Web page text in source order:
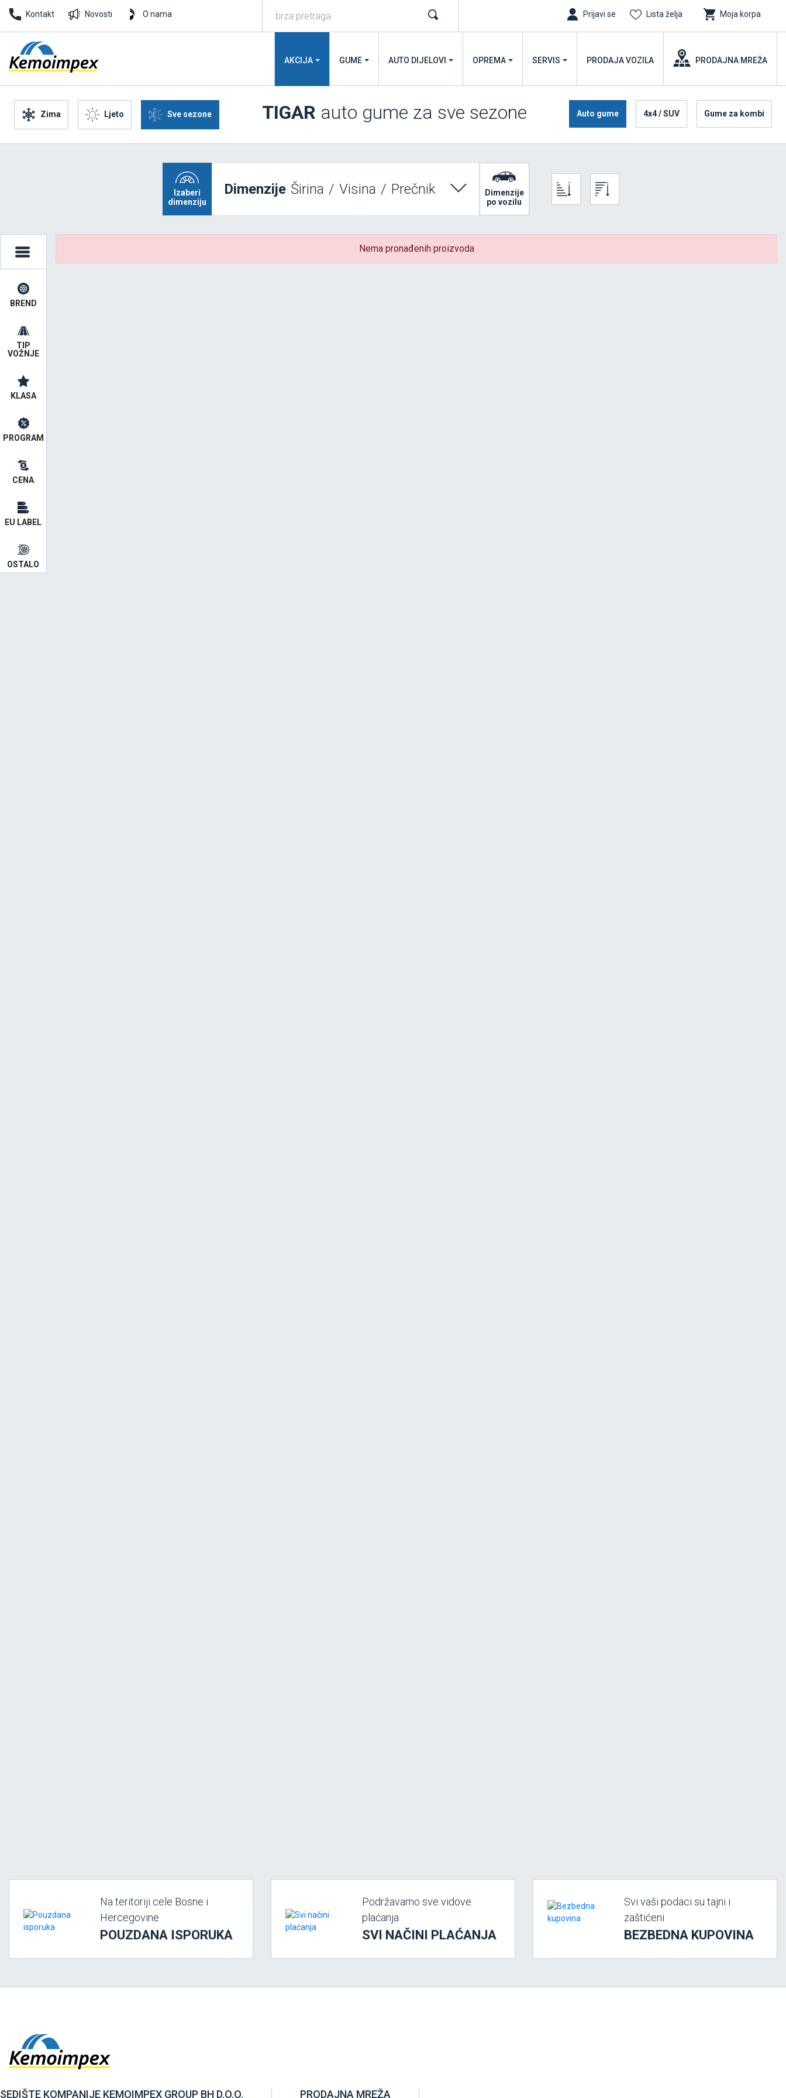
Kontakt Novosti O nama Prijavi se Lista želja Moja korpa
AKCIJA GUME AUTO DIJELOVI OPREMA SERVIS PRODAJA VOZILA PRODAJNA MREŽA
Zima Ljeto Sve sezone TIGAR auto gume za sve sezone Auto gume 4x4 / SUV Gume za kombi
Izaberi
dimenziju
Dimenzije Širina / Visina / Prečnik
Dimenzije
po vozilu
BREND
TIP
VOŽNJE
KLASA
PROGRAM
CENA
EU LABEL
OSTALO
Nema pronađenih proizvoda
Na teritoriji cele Bosne i
Hercegovine
POUZDANA ISPORUKA
Podržavamo sve vidove
plaćanja
SVI NAČINI PLAĆANJA
Svi vaši podaci su tajni i
zaštićeni
BEZBEDNA KUPOVINA
SEDIŠTE KOMPANIJE KEMOIMPEX GROUP BH D.O.O. PRODAJNA MREŽA